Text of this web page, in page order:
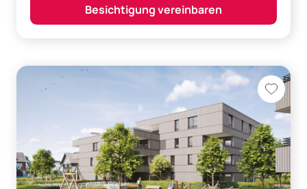
Besichtigung vereinbaren